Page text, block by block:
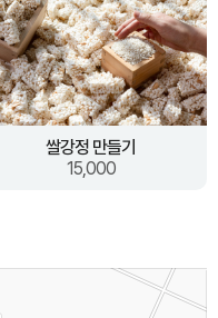
쌀강정 만들기
15,000